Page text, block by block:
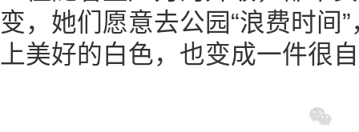
变，她们愿意去公园“浪费时间
上美好的白色，也变成一件很